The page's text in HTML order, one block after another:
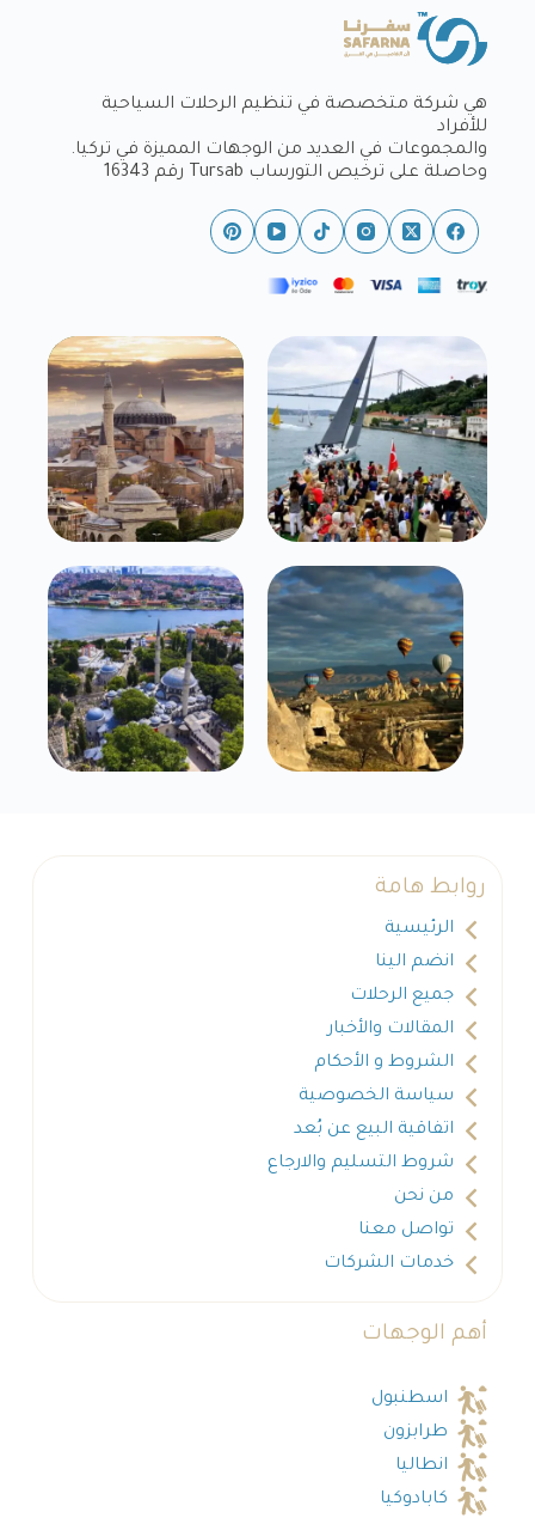
هي شركة متخصصة في تنظيم الرحلات السياحية
للأفراد
والمجموعات في العديد من الوجهات المميزة في تركيا.
وحاصلة على ترخيص التورساب Tursab رقم 16343
روابط هامة
الرئيسية
انضم الينا
جميع الرحلات
المقالات والأخبار
الشروط و الأحكام
سياسة الخصوصية
اتفاقية البيع عن بُعد
شروط التسليم والارجاع
من نحن
تواصل معنا
خدمات الشركات
أهم الوجهات
اسطنبول
طرابزون
انطاليا
كابادوكيا